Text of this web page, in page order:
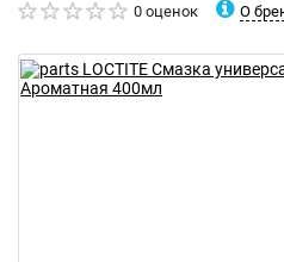
0 оценок О